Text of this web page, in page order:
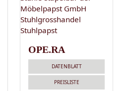
OPE.RA
DATENBLATT
PREISLISTE